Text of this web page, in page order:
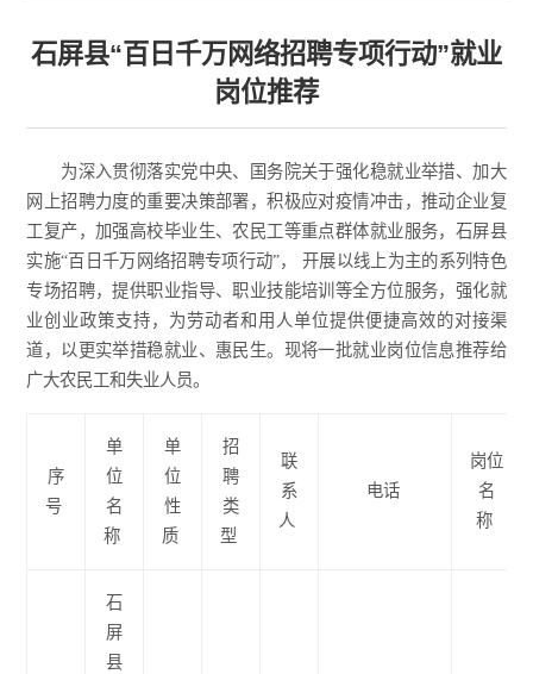
石屏县“百日千万网络招聘专项行动”就业
岗位推荐
为深入贯彻落实党中央、国务院关于强化稳就业举措、加大
网上招聘力度的重要决策部署，积极应对疫情冲击，推动企业复
工复产，加强高校毕业生、农民工等重点群体就业服务，石屏县
实施“百日千万网络招聘专项行动”， 开展以线上为主的系列特色
专场招聘，提供职业指导、职业技能培训等全方位服务，强化就
业创业政策支持，为劳动者和用人单位提供便捷高效的对接渠
道，以更实举措稳就业、惠民生。现将一批就业岗位信息推荐给
广大农民工和失业人员。
序
号
单
位
名
称
单
位
性
质
招
聘
类
型
联
系
人
电话
岗位
名
称
石
屏
县